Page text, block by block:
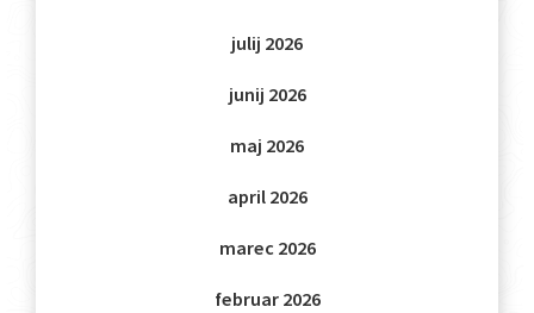
julij 2026
junij 2026
maj 2026
april 2026
marec 2026
februar 2026